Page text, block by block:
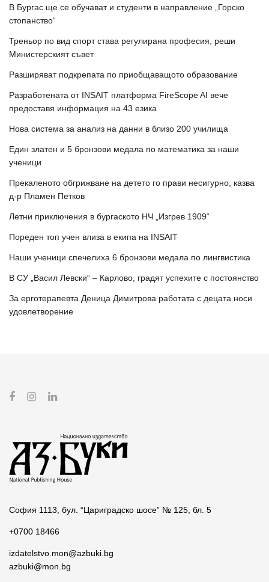
В Бургас ще се обучават и студенти в направление „Горско
стопанство“
Треньор по вид спорт става регулирана професия, реши
Министерският съвет
Разширяват подкрепата по приобщаващото образование
Разработената от INSAIT платформа FireScope AI вече
предоставя информация на 43 езика
Нова система за анализ на данни в близо 200 училища
Един златен и 5 бронзови медала по математика за наши
ученици
Прекаленото обгрижване на детето го прави несигурно, казва
д-р Пламен Петков
Летни приключения в бургаското НЧ „Изгрев 1909“
Пореден топ учен влиза в екипа на INSAIT
Наши ученици спечелиха 6 бронзови медала по лингвистика
В СУ „Васил Левски“ – Карлово, градят успехите с постоянство
За ерготерапевта Деница Димитрова работата с децата носи
удовлетворение
София 1113, бул. “Цариградско шосе” № 125, бл. 5
+0700 18466
izdatelstvo.mon@azbuki.bg
azbuki@mon.bg